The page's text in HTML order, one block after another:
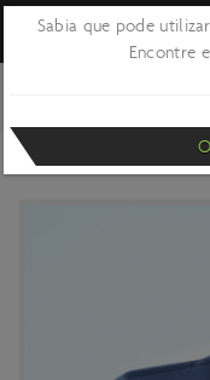
TAMPA
Sabia que pode
Encontre